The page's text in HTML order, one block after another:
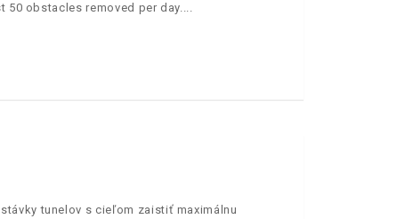
50 obstacles removed per day.
tunelov s cieľom zaistiť maximálnu